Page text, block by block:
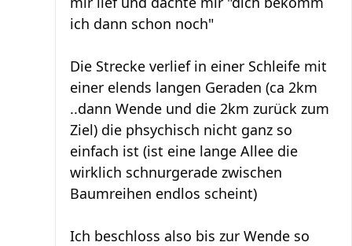
ich dann schon noch"
Die Strecke verlief in einer Schleife mit
einer elends langen Geraden (ca 2km
..dann Wende und die 2km zurück zum
Ziel) die phsychisch nicht ganz so
einfach ist (ist eine lange Allee die
wirklich schnurgerade zwischen
Baumreihen endlos scheint)
Ich beschloss also bis zur Wende so